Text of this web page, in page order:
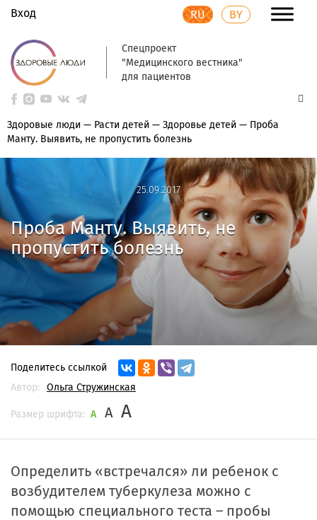
Вход RU BY
Спецпроект
"Медицинского вестника"
для пациентов
Здоровые люди — Расти детей — Здоровье детей — Проба
Манту. Выявить, не пропустить болезнь
25.09.2017
25.09.2017
Проба Манту. Выявить, не
пропустить болезнь
Поделитесь ссылкой
Автор:
Ольга Стружинская
Размер шрифта: A A A
Определить «встречался» ли ребенок с
возбудителем туберкулеза можно с
помощью специального теста – пробы